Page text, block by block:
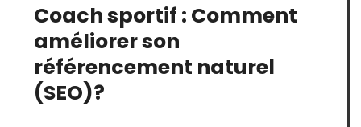
Coach sportif : Comment
améliorer son
référencement naturel
(SEO)?